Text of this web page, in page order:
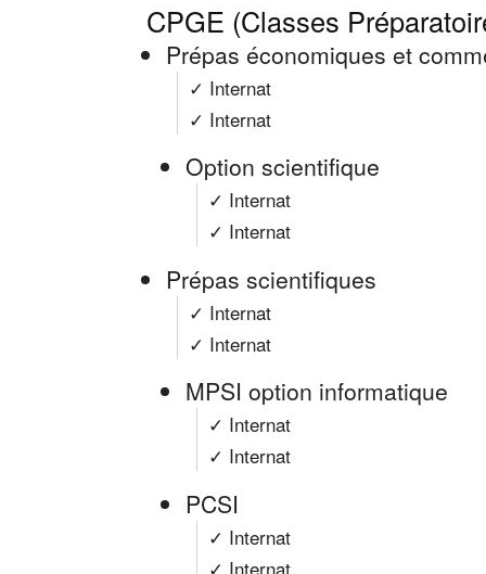
CPGE (Classes
Prépas économiques et
✓ Internat
✓ Internat
Option scientifique
✓ Internat
✓ Internat
Prépas scientifiques
✓ Internat
✓ Internat
MPSI option informatique
✓ Internat
✓ Internat
PCSI
✓ Internat
✓ Internat